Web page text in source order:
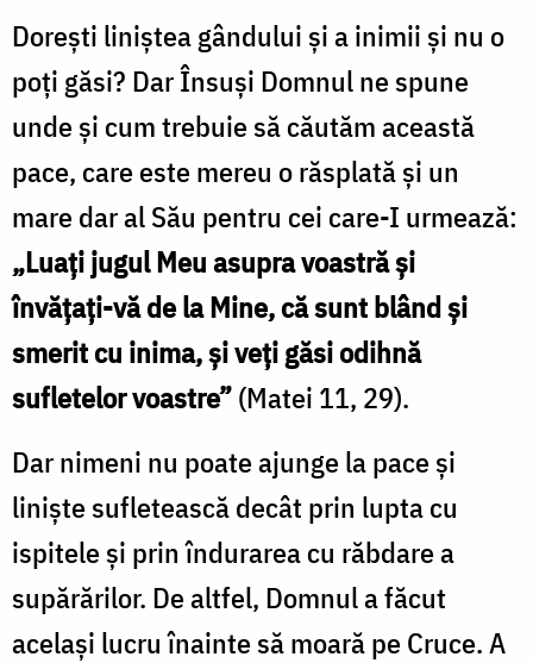
Doreşti liniştea gândului şi a inimii şi nu o
poţi găsi? Dar Însuşi Domnul ne spune
unde şi cum trebuie să căutăm această
pace, care este mereu o răsplată şi un
mare dar al Său pentru cei care-I urmează:
„Luaţi jugul Meu asupra voastră şi
învăţaţi-vă de la Mine, că sunt blând şi
smerit cu inima, şi veţi găsi odihnă
sufletelor voastre”(Matei 11, 29).
Dar nimeni nu poate ajunge la pace şi
linişte sufletească decât prin lupta cu
ispitele şi prin îndurarea cu răbdare a
supărărilor. De altfel, Domnul a făcut
acelaşi lucru înainte să moară pe Cruce. A